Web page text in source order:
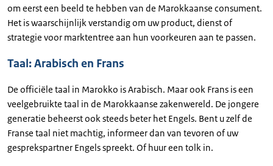
om eerst een beeld te hebben van de Marokkaanse consument.
Het is waarschijnlijk verstandig om uw product, dienst of
strategie voor marktentree aan hun voorkeuren aan te passen.
Taal: Arabisch en Frans
De officiële taal in Marokko is Arabisch. Maar ook Frans is een
veelgebruikte taal in de Marokkaanse zakenwereld. De jongere
generatie beheerst ook steeds beter het Engels. Bent u zelf de
Franse taal niet machtig, informeer dan van tevoren of uw
gesprekspartner Engels spreekt. Of huur een tolk in.